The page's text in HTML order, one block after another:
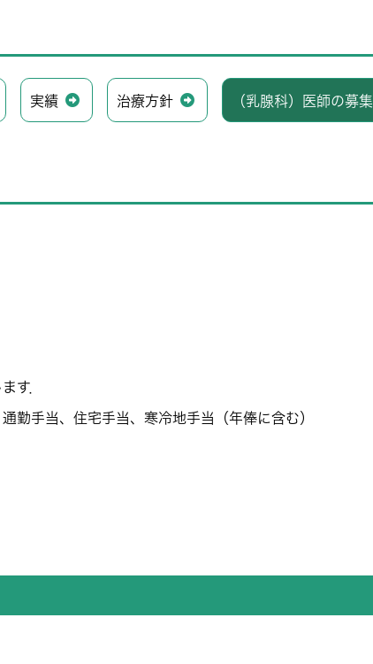
実績 治療方針 （乳腺科）医師の募集
す．
勤手当、住宅手当、寒冷地手当（年俸に含む）